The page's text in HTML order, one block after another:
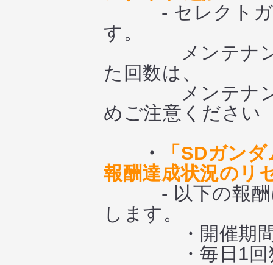
- セレクトガシ
す。
メンテナンス
た回数は、
メンテナンス
めご注意ください
・
「SDガン
報酬達成状況のリ
- 以下の報酬に
します。
・開催期間中
・毎日1回獲